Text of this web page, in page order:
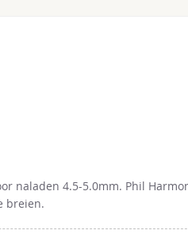
naladen 4.5-5.0mm. Phil
breien.